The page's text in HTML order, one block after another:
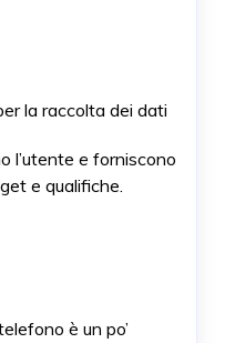
la raccolta dei dati
l’utente e forniscono
e qualifiche.
è un po’